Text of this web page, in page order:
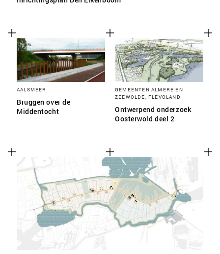
AALSMEER
Bruggen over de
Middentocht
GEMEENTEN ALMERE EN
ZEEWOLDE, FLEVOLAND
Ontwerpend onderzoek
Oosterwold deel 2